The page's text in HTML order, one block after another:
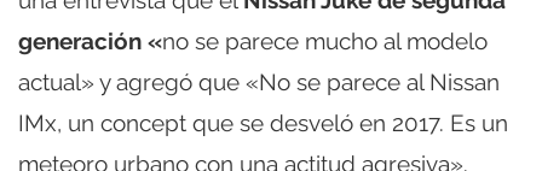
generación «no se parece mucho al modelo
actual» y agregó que «No se parece al Nissan
IMx, un concept que se desveló en 2017. Es un
meteoro urbano con una actitud agresiva».